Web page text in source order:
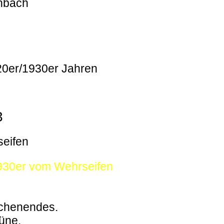
1930er Jahren
vom Wehrseifen